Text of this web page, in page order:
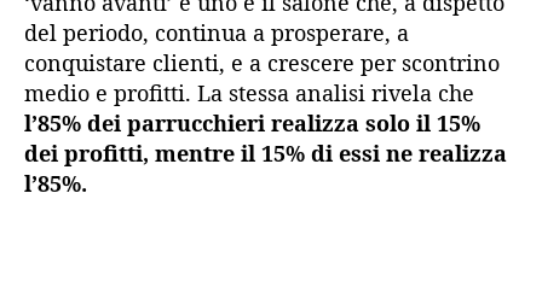
del periodo, continua a prosperare, a
conquistare clienti, e a crescere per scontrino
medio e profitti. La stessa analisi rivela che
l’85% dei parrucchieri realizza solo il 15%
dei profitti, mentre il 15% di essi ne realizza
l’85%.